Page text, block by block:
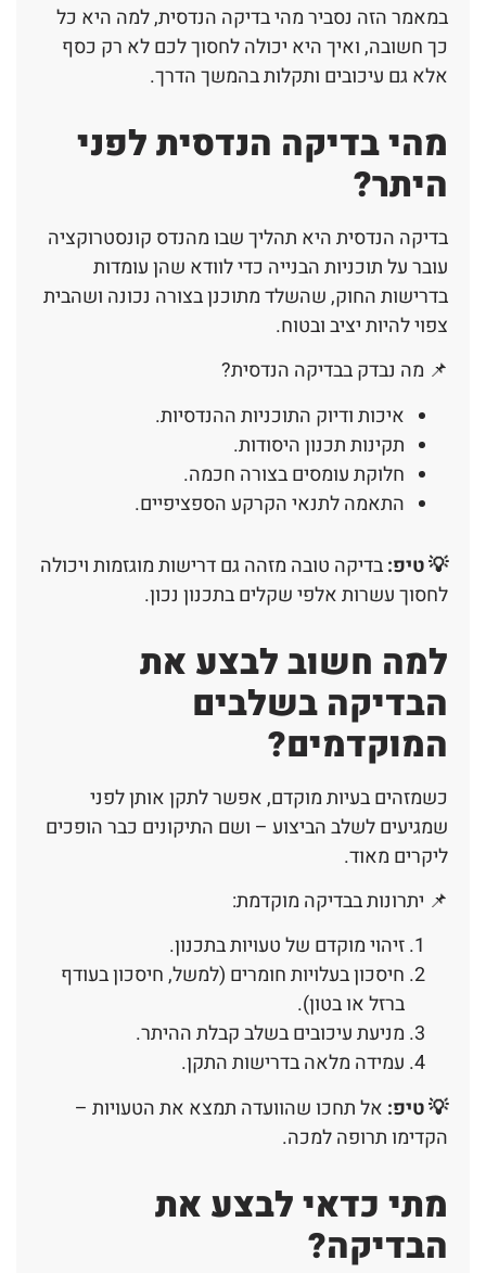
במאמר הזה נסביר מהי בדיקה הנדסית, למה היא כל
כך חשובה, ואיך היא יכולה לחסוך לכם לא רק כסף
אלא גם עיכובים ותקלות בהמשך הדרך.
מהי בדיקה הנדסית לפני
היתר?
בדיקה הנדסית היא תהליך שבו מהנדס קונסטרוקציה
עובר על תוכניות הבנייה כדי לוודא שהן עומדות
בדרישות החוק, שהשלד מתוכנן בצורה נכונה ושהבית
צפוי להיות יציב ובטוח.
📌 מה נבדק בבדיקה הנדסית?
איכות ודיוק התוכניות ההנדסיות.
תקינות תכנון היסודות.
חלוקת עומסים בצורה חכמה.
התאמה לתנאי הקרקע הספציפיים.
💡 טיפ:בדיקה טובה מזהה גם דרישות מוגזמות ויכולה
לחסוך עשרות אלפי שקלים בתכנון נכון.
למה חשוב לבצע את
הבדיקה בשלבים
המוקדמים?
כשמזהים בעיות מוקדם, אפשר לתקן אותן לפני
שמגיעים לשלב הביצוע – ושם התיקונים כבר הופכים
ליקרים מאוד.
📌 יתרונות בבדיקה מוקדמת:
זיהוי מוקדם של טעויות בתכנון.
חיסכון בעלויות חומרים (למשל, חיסכון בעודף
ברזל או בטון).
מניעת עיכובים בשלב קבלת ההיתר.
עמידה מלאה בדרישות התקן.
💡 טיפ: אל תחכו שהוועדה תמצא את הטעויות –
הקדימו תרופה למכה.
מתי כדאי לבצע את
הבדיקה?